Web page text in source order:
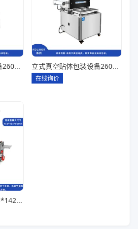
立式真空贴体包装设备260*180一出四 立式真空贴体包装设备260*180一出二
在线询价
卧式气调包装设备225*142*80一出六